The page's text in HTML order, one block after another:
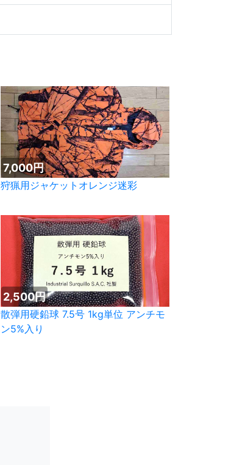
7,000円
狩猟用ジャケットオレンジ迷彩
2,500円
散弾用硬鉛球 7.5号 1kg単位 アンチモ
ン5%入り